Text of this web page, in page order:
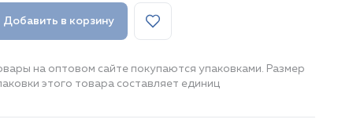
Добавить в корзину
на оптовом сайте покупаются упаковками. Размер
этого товара составляет единиц